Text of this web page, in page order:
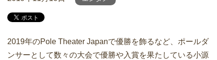
2019年のPole Theater Japanで優勝を飾るなど、ポールダ
ンサーとして数々の大会で優勝や入賞を果たしている小源